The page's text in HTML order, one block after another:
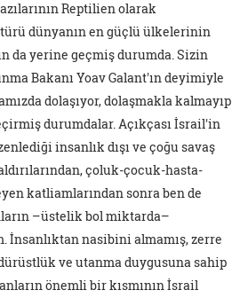
Reptilien olarak
dünyanın en güçlü ülkelerinin
da yerine geçmiş durumda. Sizin
Bakanı Yoav Galant'ın deyimiyle
dolaşıyor, dolaşmakla kalmayıp
durumdalar. Açıkçası İsrail'in
insanlık dışı ve çoğu savaş
çoluk-çocuk-hasta-
katliamlarından sonra ben de
–üstelik bol miktarda–
İnsanlıktan nasibini almamış, zerre
ve utanma duygusuna sahip
önemli bir kısmının İsrail